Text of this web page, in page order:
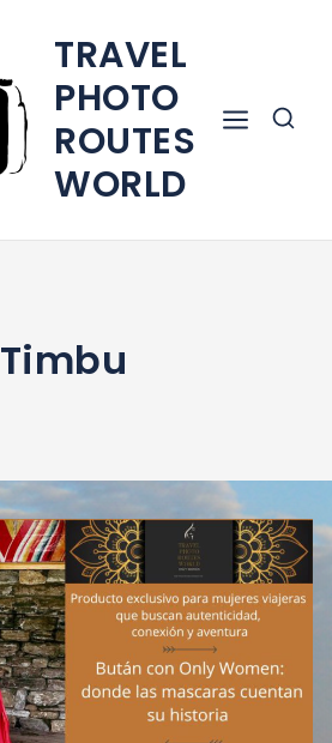
TRAVEL
PHOTO
ROUTES
WORLD
Timbu